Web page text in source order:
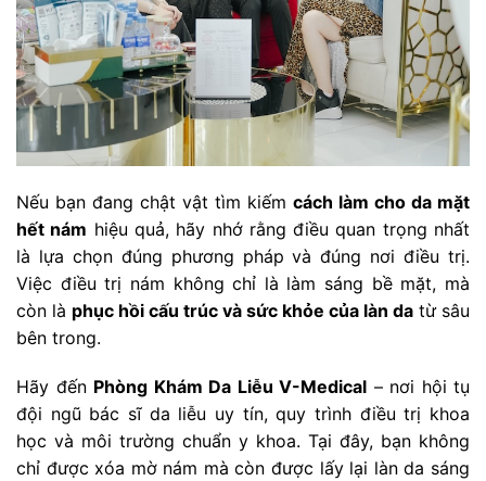
Nếu bạn đang chật vật tìm kiếm cách làm cho da mặt
hết nám hiệu quả, hãy nhớ rằng điều quan trọng nhất
là lựa chọn đúng phương pháp và đúng nơi điều trị.
Việc điều trị nám không chỉ là làm sáng bề mặt, mà
còn là phục hồi cấu trúc và sức khỏe của làn da từ sâu
bên trong.
Hãy đến Phòng Khám Da Liễu V-Medical – nơi hội tụ
đội ngũ bác sĩ da liễu uy tín, quy trình điều trị khoa
học và môi trường chuẩn y khoa. Tại đây, bạn không
chỉ được xóa mờ nám mà còn được lấy lại làn da sáng